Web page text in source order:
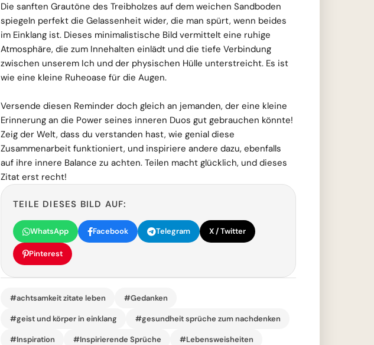
Die sanften Grautöne des Treibholzes auf dem weichen Sandboden
spiegeln perfekt die Gelassenheit wider, die man spürt, wenn beides
im Einklang ist. Dieses minimalistische Bild vermittelt eine ruhige
Atmosphäre, die zum Innehalten einlädt und die tiefe Verbindung
zwischen unserem Ich und der physischen Hülle unterstreicht. Es ist
wie eine kleine Ruheoase für die Augen.
Versende diesen Reminder doch gleich an jemanden, der eine kleine
Erinnerung an die Power seines inneren Duos gut gebrauchen könnte!
Zeig der Welt, dass du verstanden hast, wie genial diese
Zusammenarbeit funktioniert, und inspiriere andere dazu, ebenfalls
auf ihre innere Balance zu achten. Teilen macht glücklich, und dieses
Zitat erst recht!
TEILE DIESES BILD AUF:
WhatsApp Facebook Telegram X / Twitter
Pinterest
#achtsamkeit zitate leben #Gedanken
#geist und körper in einklang #gesundheit sprüche zum nachdenken
#Inspiration #Inspirierende Sprüche #Lebensweisheiten